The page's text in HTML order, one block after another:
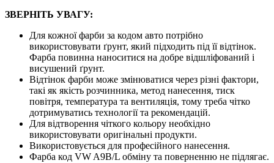
ЗВЕРНІТЬ УВАГУ:
Для кожної фарби за кодом авто потрібно
використовувати ґрунт, який підходить під її відтінок.
Фарба повинна наноситися на добре відшліфований і
висушений ґрунт.
Відтінок фарби може змінюватися через різні фактори,
такі як якість розчинника, метод нанесення, тиск
повітря, температура та вентиляція, тому треба чітко
дотримуватись технології та рекомендацій.
Для відтворення чіткого кольору необхідно
використовувати оригінальні продукти.
Використовується для професійного нанесення.
Фарба код VW A9B/L обміну та поверненню не підлягає.